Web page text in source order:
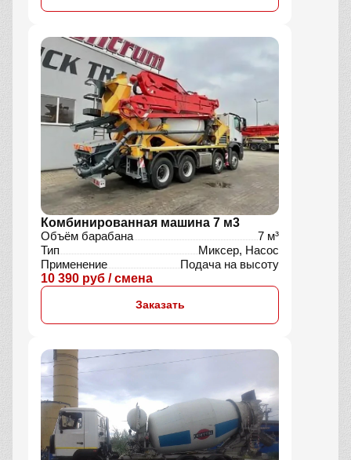
Комбинированная машина 7 м3
Объём барабана
7 м³
Тип
Миксер, Насос
Применение
Подача на высоту
10 390 руб / смена
Заказать